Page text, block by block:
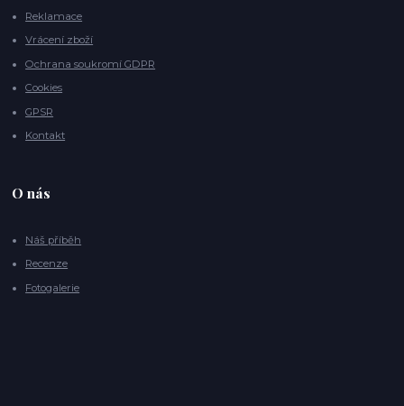
Reklamace
Vrácení zboží
Ochrana soukromí GDPR
Cookies
GPSR
Kontakt
O nás
Náš příběh
Recenze
Fotogalerie